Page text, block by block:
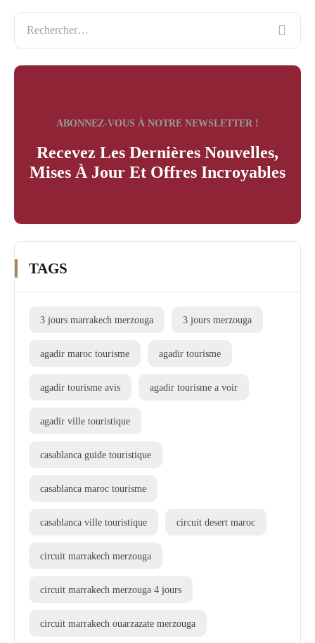
ABONNEZ-VOUS À NOTRE NEWSLETTER !
Recevez Les Dernières Nouvelles,
Mises À Jour Et Offres Incroyables
TAGS
3 jours marrakech merzouga 3 jours merzouga
agadir maroc tourisme agadir tourisme
agadir tourisme avis agadir tourisme a voir
agadir ville touristique
casablanca guide touristique
casablanca maroc tourisme
casablanca ville touristique circuit desert maroc
circuit marrakech merzouga
circuit marrakech merzouga 4 jours
circuit marrakech ouarzazate merzouga